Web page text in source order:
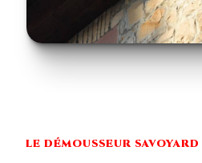
LE DÉMOUSSEUR SAVOYARD